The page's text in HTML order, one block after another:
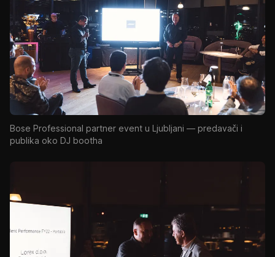
Bose Professional partner event u Ljubljani — predavači i
publika oko DJ bootha